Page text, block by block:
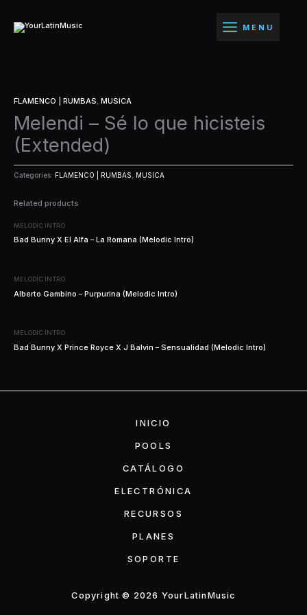
contenido
MENU
FLAMENCO | RUMBAS, MUSICA
Melendi – Sé lo que hicisteis
(Extended)
Categories: FLAMENCO | RUMBAS, MUSICA
Related products
MELODIC INTRO
Bad Bunny X El Alfa – La Romana (Melodic Intro)
MELODIC INTRO
Alberto Gambino – Purpurina (Melodic Intro)
MELODIC INTRO
Bad Bunny X Prince Royce X J Balvin – Sensualidad (Melodic Intro)
INICIO
POOLS
CATÁLOGO
ELECTRÓNICA
RECURSOS
PLANES
SOPORTE
Copyright © 2026 YourLatinMusic